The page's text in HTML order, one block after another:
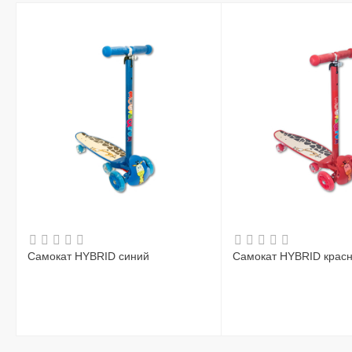
Самокат HYBRID синий Самокат HYBRID